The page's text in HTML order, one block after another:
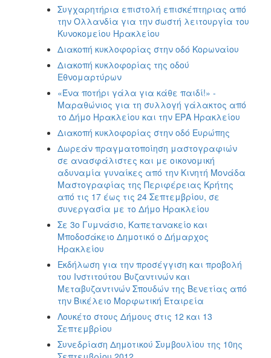
Συγχαρητήρια επιστολή επισκέπτηριας από
την Ολλανδία για την σωστή λειτουργία του
Κυνοκομείου Ηρακλείου
Διακοπή κυκλοφορίας στην οδό Κορωναίου
Διακοπή κυκλοφορίας της οδού
Εθνομαρτύρων
«Ένα ποτήρι γάλα για κάθε παιδί!» -
Mαραθώνιος για τη συλλογή γάλακτος από
το Δήμο Ηρακλείου και την ΕΡΑ Ηρακλείου
Διακοπή κυκλοφορίας στην οδό Ευρώπης
Δωρεάν πραγματοποίηση μαστογραφιών
σε ανασφάλιστες και με οικονομική
αδυναμία γυναίκες από την Κινητή Μονάδα
Μαστογραφίας της Περιφέρειας Kρήτης
από τις 17 έως τις 24 Σεπτεμβρίου, σε
συνεργασία με το Δήμο Ηρακλείου
Σε 3ο Γυμνάσιο, Καπετανακείο και
Μποδοσάκειο Δημοτικό ο Δήμαρχος
Ηρακλείου
Εκδήλωση για την προσέγγιση και προβολή
του Ινστιτούτου Βυζαντινών και
Μεταβυζαντινών Σπουδών της Βενετίας από
την Βικέλειο Μορφωτική Εταιρεία
Λουκέτο στους Δήμους στις 12 και 13
Σεπτεμβρίου
Συνεδρίαση Δημοτικού Συμβουλίου της 10ης